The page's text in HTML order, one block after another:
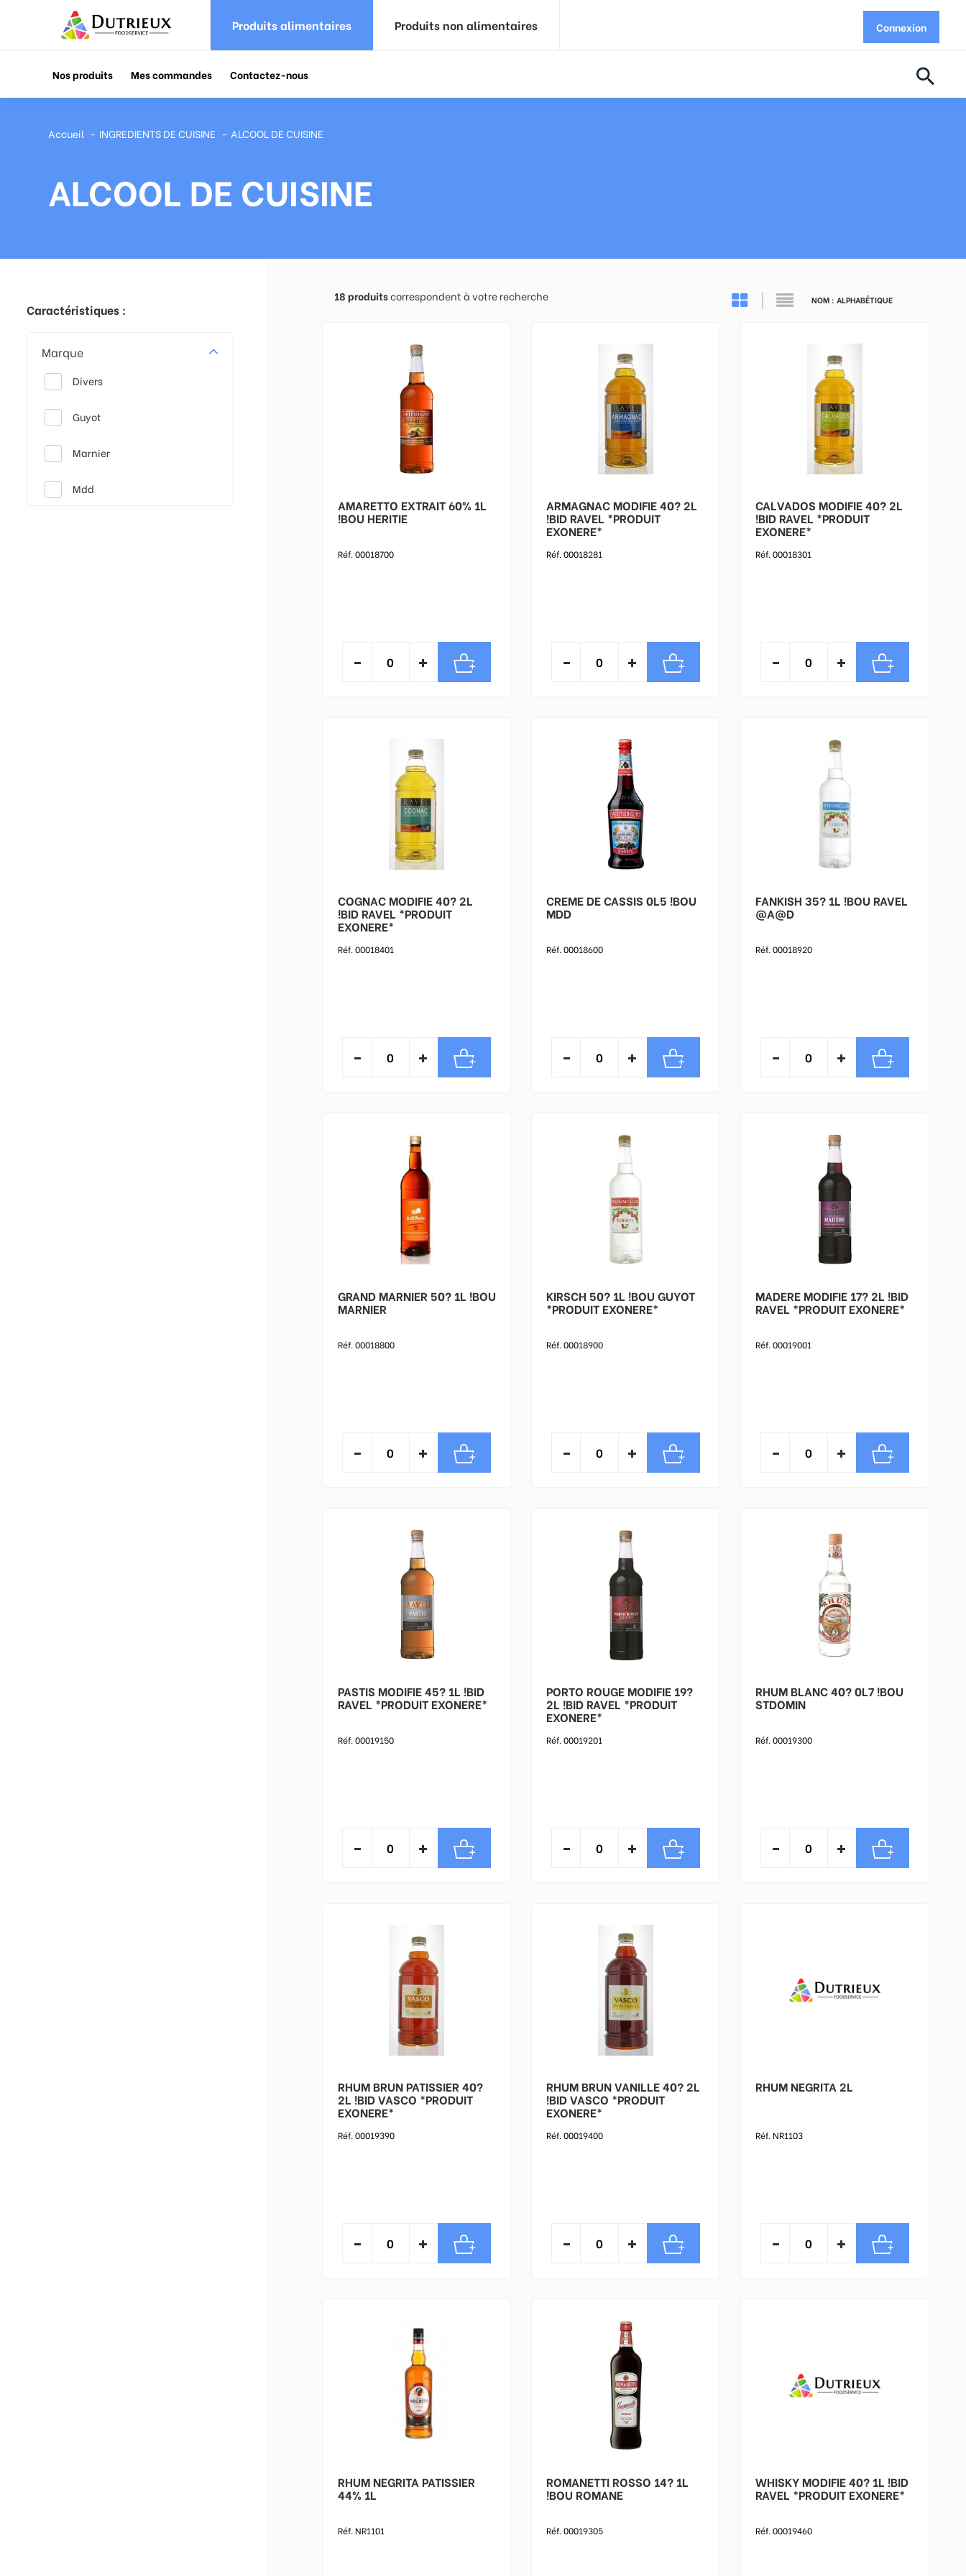
Produits alimentaires Produits non alimentaires Connexion
Nos produits Mes commandes Contactez-nous
Accueil INGREDIENTS DE CUISINE ALCOOL DE CUISINE
ALCOOL DE CUISINE
Caractéristiques :
Marque
Divers
Guyot
Marnier
Mdd
18produitscorrespondent à votre recherche
AMARETTO EXTRAIT 60% 1L
!BOU HERITIE
Réf. 00018700
ARMAGNAC MODIFIE 40? 2L
!BID RAVEL *PRODUIT
EXONERE*
Réf. 00018281
CALVADOS MODIFIE 40? 2L
!BID RAVEL *PRODUIT
EXONERE*
Réf. 00018301
COGNAC MODIFIE 40? 2L
!BID RAVEL *PRODUIT
EXONERE*
Réf. 00018401
CREME DE CASSIS 0L5 !BOU
MDD
Réf. 00018600
FANKISH 35? 1L !BOU RAVEL
@A@D
Réf. 00018920
GRAND MARNIER 50? 1L !BOU
MARNIER
Réf. 00018800
KIRSCH 50? 1L !BOU GUYOT
*PRODUIT EXONERE*
Réf. 00018900
MADERE MODIFIE 17? 2L !BID
RAVEL *PRODUIT EXONERE*
Réf. 00019001
PASTIS MODIFIE 45? 1L !BID
RAVEL *PRODUIT EXONERE*
Réf. 00019150
PORTO ROUGE MODIFIE 19?
2L !BID RAVEL *PRODUIT
EXONERE*
Réf. 00019201
RHUM BLANC 40? 0L7 !BOU
STDOMIN
Réf. 00019300
RHUM BRUN PATISSIER 40?
2L !BID VASCO *PRODUIT
EXONERE*
Réf. 00019390
RHUM BRUN VANILLE 40? 2L
!BID VASCO *PRODUIT
EXONERE*
Réf. 00019400
RHUM NEGRITA 2L
Réf. NR1103
RHUM NEGRITA PATISSIER
44% 1L
Réf. NR1101
ROMANETTI ROSSO 14? 1L
!BOU ROMANE
Réf. 00019305
WHISKY MODIFIE 40? 1L !BID
RAVEL *PRODUIT EXONERE*
Réf. 00019460